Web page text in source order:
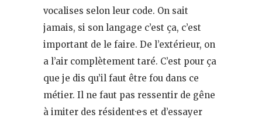
vocalises selon leur code. On sait
jamais, si son langage c’est ça, c’est
important de le faire. De l’extérieur, on
a l’air complètement taré. C’est pour ça
que je dis qu’il faut être fou dans ce
métier. Il ne faut pas ressentir de gêne
à imiter des résident·e·s et d’essayer